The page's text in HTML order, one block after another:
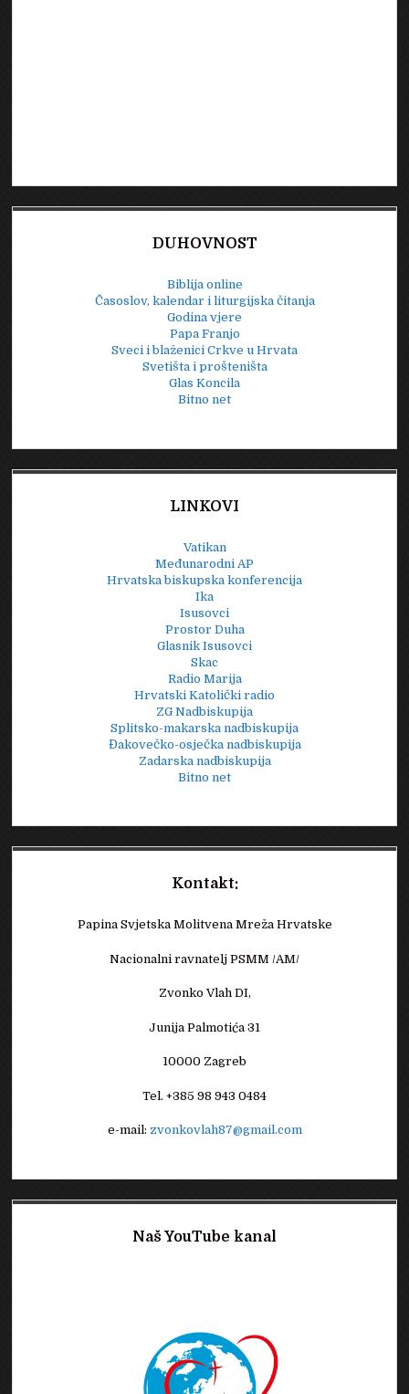
DUHOVNOST
Biblija online
Časoslov, kalendar i liturgijska čitanja
Godina vjere
Papa Franjo
Sveci i blaženici Crkve u Hrvata
Svetišta i prošteništa
Glas Koncila
Bitno net
LINKOVI
Vatikan
Međunarodni AP
Hrvatska biskupska konferencija
Ika
Isusovci
Prostor Duha
Glasnik Isusovci
Skac
Radio Marija
Hrvatski Katolički radio
ZG Nadbiskupija
Splitsko-makarska nadbiskupija
Đakovečko-osječka nadbiskupija
Zadarska nadbiskupija
Bitno net
Kontakt:
Papina Svjetska Molitvena Mreža Hrvatske
Nacionalni ravnatelj PSMM /AM/
Zvonko Vlah DI,
Junija Palmotića 31
10000 Zagreb
Tel. +385 98 943 0484
e-mail: zvonkovlah87@gmail.com
Naš YouTube kanal